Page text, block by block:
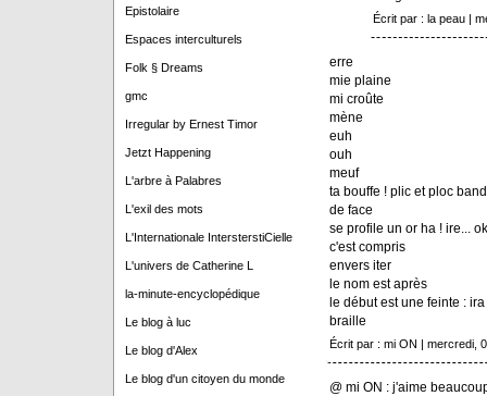
Epistolaire
Espaces interculturels
Folk § Dreams
gmc
Irregular by Ernest Timor
Jetzt Happening
L'arbre à Palabres
L'exil des mots
L'Internationale IntersterstiCielle
L'univers de Catherine L
la-minute-encyclopédique
Le blog à luc
Le blog d'Alex
Le blog d'un citoyen du monde
Écrit par : la peau |
erre
mie plaine
mi croûte
mène
euh
ouh
meuf
ta bouffe ! plic et ploc
de face
se profile un or ha ! ire... ok
c'est compris
envers iter
le nom est après
le début est une feinte :
braille
Écrit par : mi ON | mercredi,
@ mi ON : j'aime